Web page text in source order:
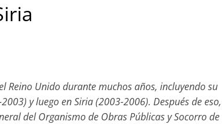
Reino Unido durante muchos años, incluyendo su
y luego en Siria (2003-2006). Después de eso,
del Organismo de Obras Públicas y Socorro de